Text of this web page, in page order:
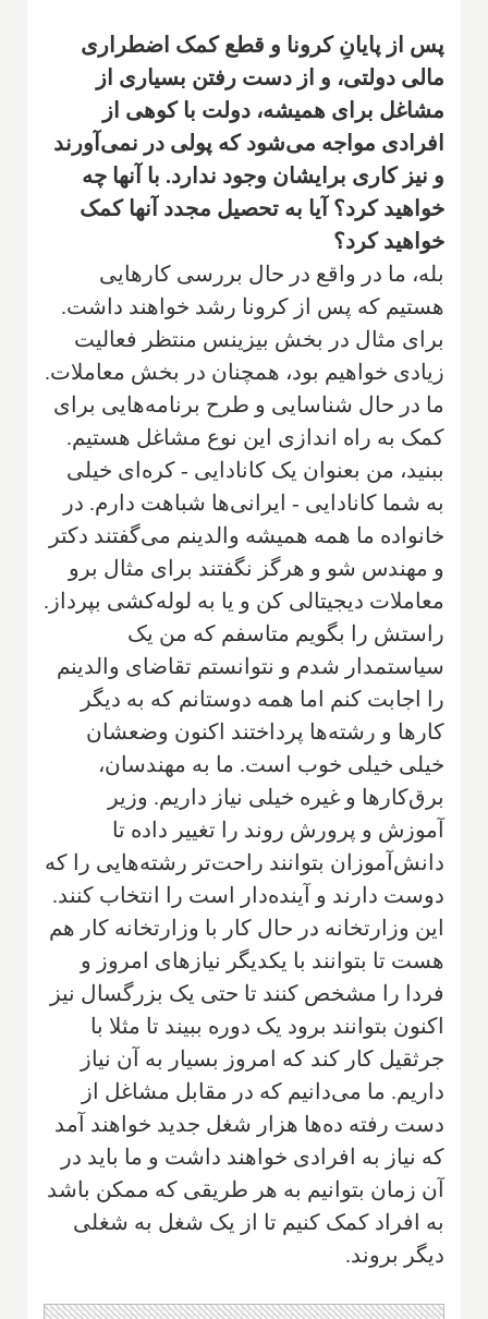
پس از پایانِ کرونا و قطع کمک اضطراری
مالی دولتی، و از دست رفتن بسیاری از
مشاغل برای همیشه، دولت با کوهی از
افرادی مواجه می‌شود که پولی در نمی‌آورند
و نیز کاری برایشان وجود ندارد. با آنها چه
خواهید کرد؟ آیا به تحصیل مجدد آنها کمک
خواهید کرد؟
بله، ما در واقع در حال بررسی کارهایی
هستیم که پس از کرونا رشد خواهند داشت.
برای مثال در بخش بیزینس منتظر فعالیت
زیادی خواهیم بود، همچنان در بخش معاملات.
ما در حال شناسایی و طرح برنامه‌هایی برای
کمک به راه اندازی این نوع مشاغل هستیم.
ببنید، من بعنوان یک کانادایی - کره‌ای خیلی
به شما کانادایی - ایرانی‌ها شباهت دارم. در
خانواده ما همه همیشه والدینم می‌گفتند دکتر
و مهندس شو و هرگز نگفتند برای مثال برو
معاملات دیجیتالی کن و یا به لوله‌کشی بپرداز.
راستش را بگویم متاسفم که من یک
سیاستمدار شدم و نتوانستم تقاضای والدینم
را اجابت کنم اما همه دوستانم که به دیگر
کارها و رشته‌ها پرداختند اکنون وضعشان
خیلی خیلی خوب است. ما به مهندسان،
برق‌کارها و غیره خیلی نیاز داریم. وزیر
آموزش و پرورش روند را تغییر داده تا
دانش‌آموزان بتوانند راحت‌تر رشته‌هایی را که
دوست دارند و آینده‌دار است را انتخاب کنند.
این وزارتخانه در حال کار با وزارتخانه کار هم
هست تا بتوانند با یکدیگر نیازهای امروز و
فردا را مشخص کنند تا حتی یک بزرگسال نیز
اکنون بتوانند برود یک دوره ببیند تا مثلا با
جرثقیل کار کند که امروز بسیار به آن نیاز
داریم. ما می‌دانیم که در مقابل مشاغل از
دست رفته ده‌ها هزار شغل جدید خواهند آمد
که نیاز به افرادی خواهند داشت و ما باید در
آن زمان بتوانیم به هر طریقی که ممکن باشد
به افراد کمک کنیم تا از یک شغل به شغلی
دیگر بروند.